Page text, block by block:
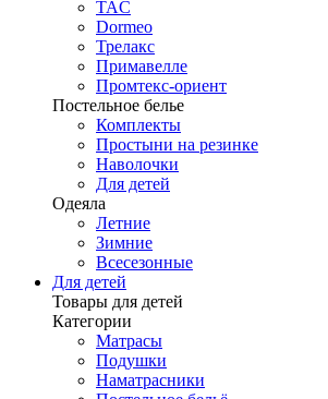
TAC
Dormeo
Трелакс
Примавелле
Промтекс-ориент
Постельное белье
Комплекты
Простыни на резинке
Наволочки
Для детей
Одеяла
Летние
Зимние
Всесезонные
Для детей
Товары для детей
Категории
Матрасы
Подушки
Наматрасники